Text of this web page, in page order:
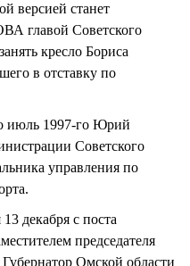
версией станет
главой Советского
кресло Бориса
в отставку по
июль 1997-го Юрий
Советского
управления по
декабря с поста
председателя
Омской области